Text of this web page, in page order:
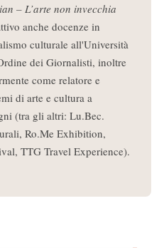
– L’arte non invecchia
anche docenze in
culturale all'Università
dei Giornalisti, inoltre
come relatore e
di arte e cultura a
(tra gli altri: Lu.Bec.
Ro.Me Exhibition,
TTG Travel Experience).